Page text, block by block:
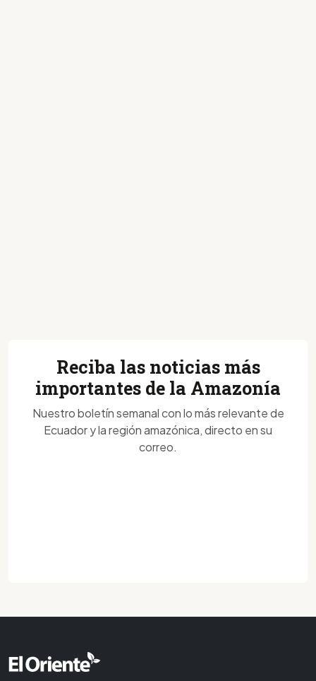
Reciba las noticias más
importantes de la Amazonía
Nuestro boletín semanal con lo más relevante de
Ecuador y la región amazónica, directo en su
correo.